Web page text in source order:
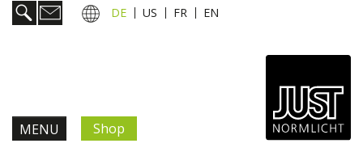
DE US FR EN
MENU Shop